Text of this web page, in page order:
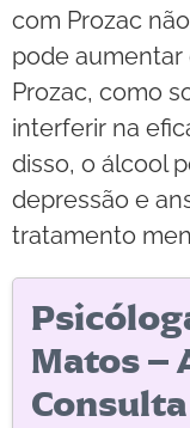
com Prozac
pode
Prozac, como
interferir na
disso, o álcool
depressão e
tratamento
Matos –
Consulta